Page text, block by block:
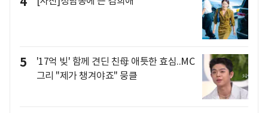
5
'17억 빚' 함께 견딘 친母 애틋한 효심..MC
그리 "제가 챙겨야죠" 뭉클